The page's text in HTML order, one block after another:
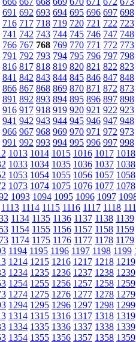
691 692 693 694 695 696 697 698
716 717 718 719 720 721 722 723
741 742 743 744 745 746 747 748
766 767 768 769 770 771 772 773
791 792 793 794 795 796 797 798
816 817 818 819 820 821 822 823
841 842 843 844 845 846 847 848
866 867 868 869 870 871 872 873
891 892 893 894 895 896 897 898
916 917 918 919 920 921 922 923
941 942 943 944 945 946 947 948
966 967 968 969 970 971 972 973
991 992 993 994 995 996 997 998
1013 1014 1015 1016 1017 1018
1033 1034 1035 1036 1037 1038
1053 1054 1055 1056 1057 1058
1073 1074 1075 1076 1077 1078
1093 1094 1095 1096 1097
1113 1114 1115 1116 1117 1118
1134 1135 1136 1137 1138 1139
1154 1155 1156 1157 1158 1159
1174 1175 1176 1177 1178 1179
1194 1195 1196 1197 1198 1199
1214 1215 1216 1217 1218 1219
1234 1235 1236 1237 1238 1239
1254 1255 1256 1257 1258 1259
1274 1275 1276 1277 1278 1279
1294 1295 1296 1297 1298 1299
1314 1315 1316 1317 1318 1319
1334 1335 1336 1337 1338 1339
1354 1355 1356 1357 1358 1359